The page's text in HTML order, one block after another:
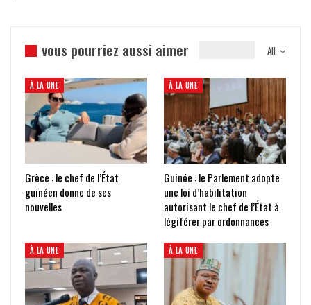
All
vous pourriez aussi aimer
À LA UNE
Grèce : le chef de l’État
guinéen donne de ses
nouvelles
À LA UNE
Guinée : le Parlement adopte
une loi d’habilitation
autorisant le chef de l’État à
légiférer par ordonnances
À LA UNE À LA UNE